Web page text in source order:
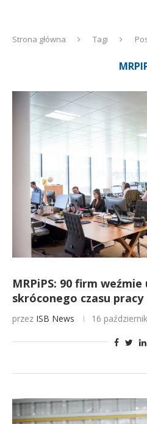
Strona główna Tagi
MRPiPS: 90 firm
skróconego czasu pracy
przez ISB News 16